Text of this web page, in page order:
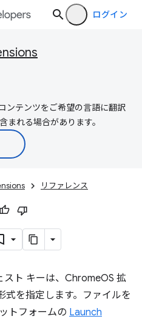
ログイン
ンテンツをご希望の言語に翻訳
まれる場合があります。
リファレンス
スト キーは、ChromeOS 拡
式を指定します。ファイルを
トフォームの Launch